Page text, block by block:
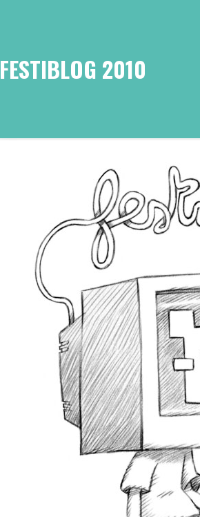
FESTIBLOG 2010